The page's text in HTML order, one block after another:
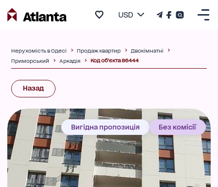
USD
Нерухомість в Одесі Продаж квартир
Двокімнатні
Приморський
Аркадія Код об'єкта 86444
Назад
Вигідна пропозиція Без комісії